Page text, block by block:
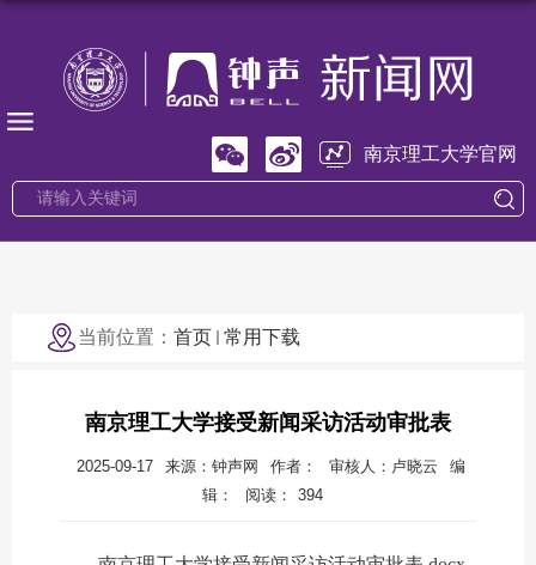
南京理工大学官网
当前位置： 首页 常用下载
南京理工大学接受新闻采访活动审批表
2025-09-17 来源：钟声网 作者： 审核人：卢晓云
编
辑：
阅读： 394